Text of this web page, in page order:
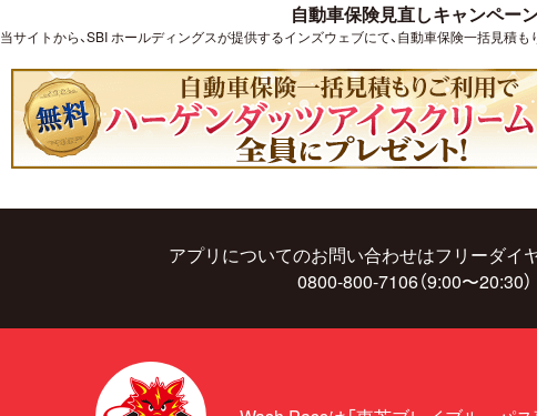
自動車保険見直しキャンペー
当サイトから、SBI ホールディングスが提供するインズウェブにて、自動車保険一括見積
アプリについてのお問い合わせはフリーダイ
0800-800-7106（9:00〜20:30）